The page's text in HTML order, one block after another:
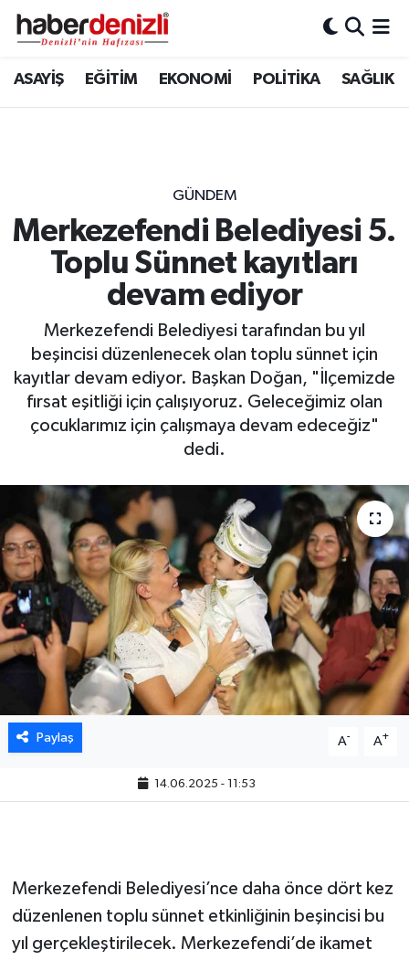
ASAYİŞ EĞİTİM EKONOMİ POLİTİKA SAĞLIK
GÜNDEM
Merkezefendi Belediyesi 5.
Toplu Sünnet kayıtları
devam ediyor
Merkezefendi Belediyesi tarafından bu yıl
beşincisi düzenlenecek olan toplu sünnet için
kayıtlar devam ediyor. Başkan Doğan, "İlçemizde
fırsat eşitliği için çalışıyoruz. Geleceğimiz olan
çocuklarımız için çalışmaya devam edeceğiz"
dedi.
Paylaş A- A+
14.06.2025 - 11:53
Merkezefendi Belediyesi’nce daha önce dört kez
düzenlenen toplu sünnet etkinliğinin beşincisi bu
yıl gerçekleştirilecek. Merkezefendi’de ikamet
Denizli Nöbetçi Eczaneler
Tüm Manşetler
Son Dakika Haberleri
Haber Arşivi